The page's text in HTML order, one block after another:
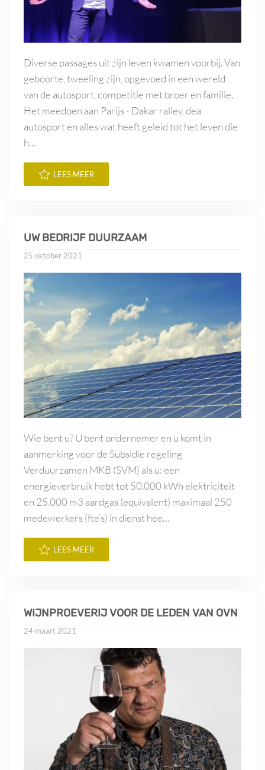
Diverse passages uit zijn leven kwamen voorbij. Van
geboorte, tweeling zijn, opgevoed in een wereld
van de autosport, competitie met broer en familie.
Het meedoen aan Parijs - Dakar ralley, dea
autosport en alles wat heeft geleid tot het leven die
h…
LEES MEER
UW BEDRIJF DUURZAAM
25 oktober 2021
Wie bent u? U bent ondernemer en u komt in
aanmerking voor de Subsidie regeling
Verduurzamen MKB (SVM) als u: een
energieverbruik hebt tot 50.000 kWh elektriciteit
en 25.000 m3 aardgas (equivalent) maximaal 250
medewerkers (fte’s) in dienst hee…
LEES MEER
WIJNPROEVERIJ VOOR DE LEDEN VAN OVN
24 maart 2021